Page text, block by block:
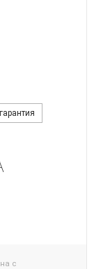
гарантия
с